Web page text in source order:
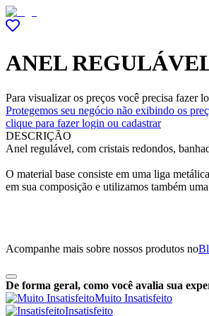
ANEL
Para visualizar os preços você precisa fazer
Protegemos seu negócio não exibindo os
clique para fazer login ou cadastrar
DESCRIÇÃO
Anel regulável, com cristais redondos,
O material base consiste em uma liga
em sua composição e utilizamos também
Acompanhe mais sobre nossos produtos no
De forma geral, como você avalia sua
Muito Insatisfeito
Insatisfeito